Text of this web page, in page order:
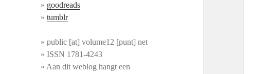
» goodreads
»tumblr
» public [at] volume12 [punt] net
» ISSN 1781-4243
» Aan dit weblog hangt een